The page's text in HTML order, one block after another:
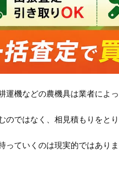
運機などの農機具は業者によ
ではなく、相見積もりをとり
ていくのは現実的ではありま